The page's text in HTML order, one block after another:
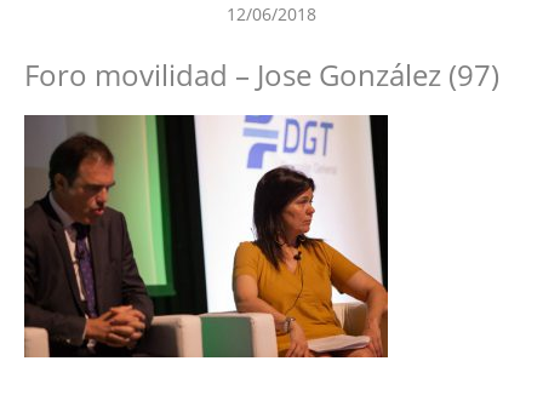
12/06/2018
Foro movilidad – Jose González (97)